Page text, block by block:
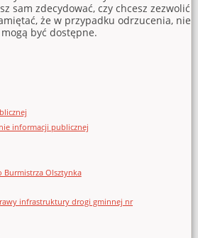
informacji publicznej
Burmistrza Olsztynka
infrastruktury drogi gminnej nr
sam zdecydować, czy chcesz zezwolić
że w przypadku odrzucenia, nie
być dostępne.